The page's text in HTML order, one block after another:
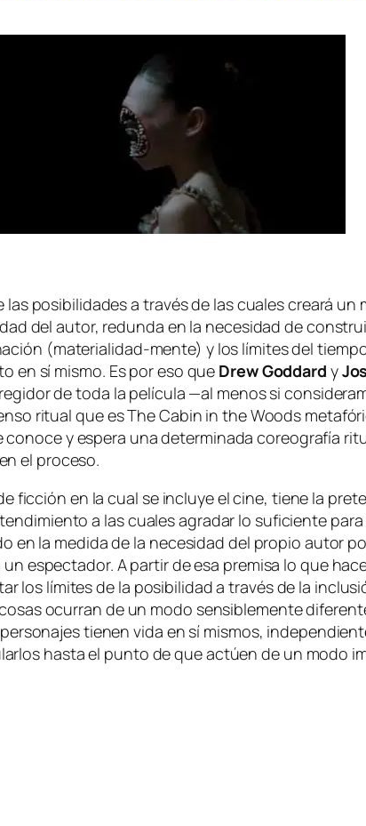
po­si­bi­li­da­des a tra­vés de las cua­les crea­rá
del au­tor, re­dun­da en la ne­ce­si­dad de
(materialidad-mente) y los lí­mi­tes del
en sí mis­mo. Es por eso que Drew Goddard y
de to­da la pe­lí­cu­la —al me­nos si
ri­tual que esThe Cabin in the Woods
co­no­cey es­pe­ra una de­ter­mi­na­da co­reo­gra­fía
el proceso.
fic­ción en la cual se in­clu­ye el ci­ne, tie­ne la
a las cua­les agra­dar lo su­fi­cien­te
en la me­di­da de la ne­ce­si­dad del pro­pio au­tor
es­pec­ta­dor. A par­tir de esa pre­mi­sa lo que
los lí­mi­tes de la po­si­bi­li­dad a tra­vés de la
ocu­rran de un mo­do sen­si­ble­men­te
tie­nen vi­da en sí mis­mos,
has­ta el pun­to de que ac­túen de un mo­do